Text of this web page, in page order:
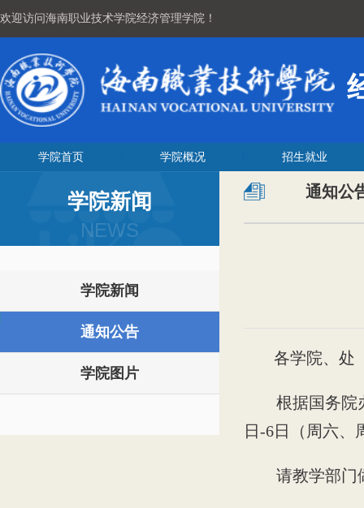
欢迎访问海南职业技术学院经济管理学院！
学院首页 学院概况 招生就业
学院新闻
NEWS
学院新闻
通知公告
学院图片
通知公
各学院、处
根据国务院
日-6日（周六、
请教学部门